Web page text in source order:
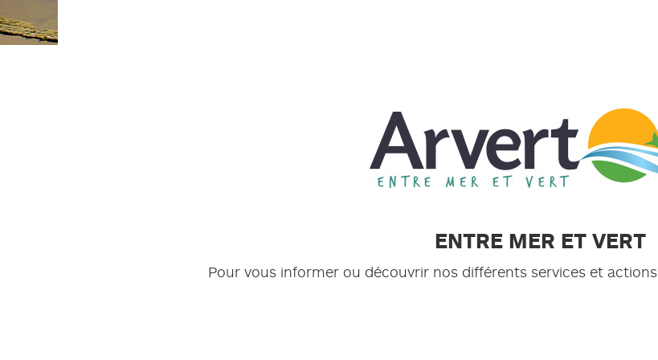
ENTRE MER ET VERT
Pour vous informer ou découvrir nos différents services et